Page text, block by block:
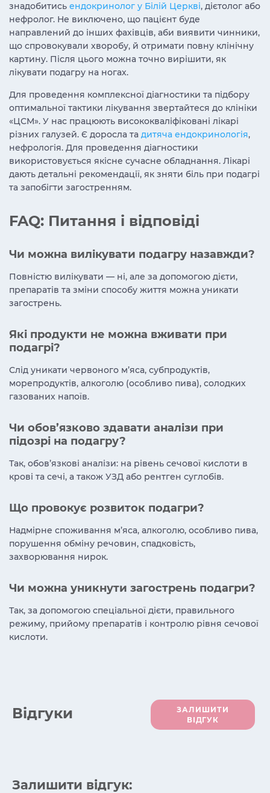
знадобитись ендокринолог у Білій Церкві, дієтолог або
нефролог. Не виключено, що пацієнт буде
направлений до інших фахівців, аби виявити чинники,
що спровокували хворобу, й отримати повну клінічну
картину. Після цього можна точно вирішити, як
лікувати подагру на ногах.
Для проведення комплексної діагностики та підбору
оптимальної тактики лікування звертайтеся до клініки
«ЦСМ». У нас працюють висококваліфіковані лікарі
різних галузей. Є доросла та дитяча ендокринологія,
нефрологія. Для проведення діагностики
використовується якісне сучасне обладнання. Лікарі
дають детальні рекомендації, як зняти біль при подагрі
та запобігти загостренням.
FAQ: Питання і відповіді
Чи можна вилікувати подагру назавжди?
Повністю вилікувати — ні, але за допомогою дієти,
препаратів та зміни способу життя можна уникати
загострень.
Які продукти не можна вживати при
подагрі?
Слід уникати червоного м’яса, субпродуктів,
морепродуктів, алкоголю (особливо пива), солодких
газованих напоїв.
Чи обов’язково здавати аналізи при
підозрі на подагру?
Так, обов’язкові аналізи: на рівень сечової кислоти в
крові та сечі, а також УЗД або рентген суглобів.
Що провокує розвиток подагри?
Надмірне споживання м’яса, алкоголю, особливо пива,
порушення обміну речовин, спадковість,
захворювання нирок.
Чи можна уникнути загострень подагри?
Так, за допомогою спеціальної дієти, правильного
режиму, прийому препаратів і контролю рівня сечової
кислоти.
Вiдгуки
ЗАЛИШИТИ
ВІДГУК
Залишити відгук: